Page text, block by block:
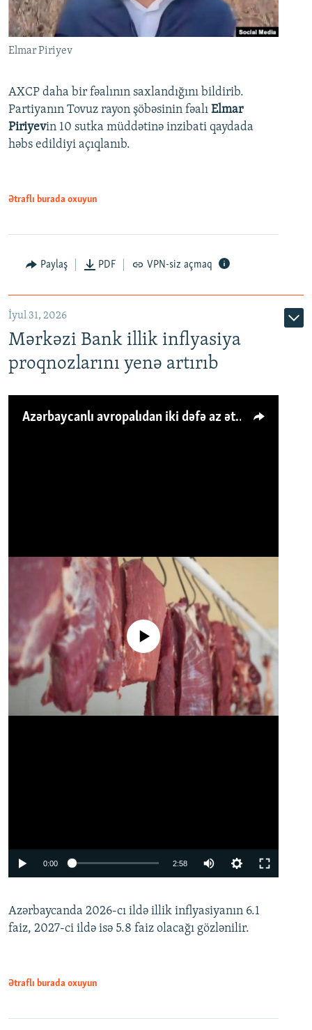
Elmar Piriyev
AXCP daha bir fəalının saxlandığını bildirib.
Partiyanın Tovuz rayon şöbəsinin fəalı Elmar
Piriyevin 10 sutka müddətinə inzibati qaydada
həbs edildiyi açıqlanıb.
Ətraflı burada oxuyun
Paylaş PDF VPN-siz açmaq
İyul 31, 2026
Mərkəzi Bank illik inflyasiya
proqnozlarını yenə artırıb
Azərbaycanlı avropalıdan iki dəfə az ət yeyir, amma... 'Qiymət artımı qaçılmazdır'
No media source currently available
0:00 2:58
360p
480p
Azərbaycanda 2026-cı ildə illik inflyasiyanın 6.1
faiz, 2027-ci ildə isə 5.8 faiz olacağı gözlənilir.
Ətraflı burada oxuyun